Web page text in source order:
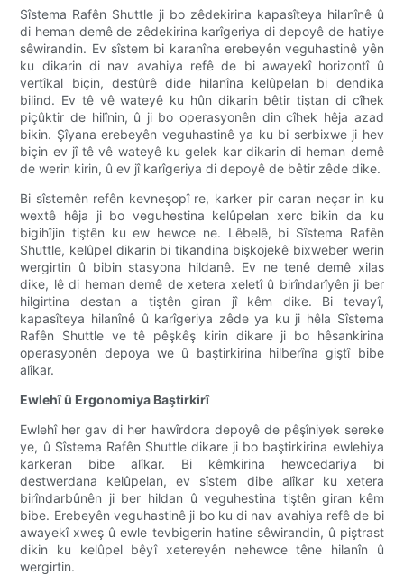
Sîstema Rafên Shuttle ji bo zêdekirina kapasîteya hilanînê û
di heman demê de zêdekirina karîgeriya di depoyê de hatiye
sêwirandin. Ev sîstem bi karanîna erebeyên veguhastinê yên
ku dikarin di nav avahiya refê de bi awayekî horizontî û
vertîkal biçin, destûrê dide hilanîna kelûpelan bi dendika
bilind. Ev tê vê wateyê ku hûn dikarin bêtir tiştan di cîhek
piçûktir de hilînin, û ji bo operasyonên din cîhek hêja azad
bikin. Şîyana erebeyên veguhastinê ya ku bi serbixwe ji hev
biçin ev jî tê vê wateyê ku gelek kar dikarin di heman demê
de werin kirin, û ev jî karîgeriya di depoyê de bêtir zêde dike.
Bi sîstemên refên kevneşopî re, karker pir caran neçar in ku
wextê hêja ji bo veguhestina kelûpelan xerc bikin da ku
bigihîjin tiştên ku ew hewce ne. Lêbelê, bi Sîstema Rafên
Shuttle, kelûpel dikarin bi tikandina bişkojekê bixweber werin
wergirtin û bibin stasyona hildanê. Ev ne tenê demê xilas
dike, lê di heman demê de xetera xeletî û birîndarîyên ji ber
hilgirtina destan a tiştên giran jî kêm dike. Bi tevayî,
kapasîteya hilanînê û karîgeriya zêde ya ku ji hêla Sîstema
Rafên Shuttle ve tê pêşkêş kirin dikare ji bo hêsankirina
operasyonên depoya we û baştirkirina hilberîna giştî bibe
alîkar.
Ewlehî û Ergonomiya Baştirkirî
Ewlehî her gav di her hawîrdora depoyê de pêşîniyek sereke
ye, û Sîstema Rafên Shuttle dikare ji bo baştirkirina ewlehiya
karkeran bibe alîkar. Bi kêmkirina hewcedariya bi
destwerdana kelûpelan, ev sîstem dibe alîkar ku xetera
birîndarbûnên ji ber hildan û veguhestina tiştên giran kêm
bibe. Erebeyên veguhastinê ji bo ku di nav avahiya refê de bi
awayekî xweş û ewle tevbigerin hatine sêwirandin, û piştrast
dikin ku kelûpel bêyî xetereyên nehewce têne hilanîn û
wergirtin.